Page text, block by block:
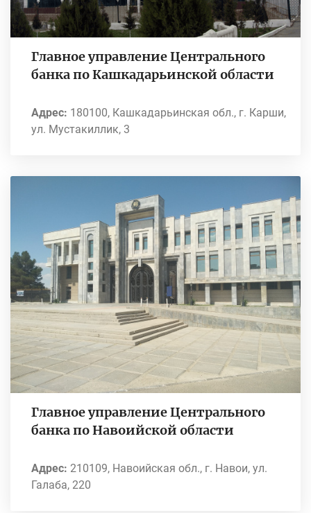
Главное управление Центрального
банка по Кашкадарьинской области
Адрес: 180100, Кашкадарьинская обл., г. Карши,
ул. Мустакиллик, 3
Главное управление Центрального
банка по Навоийской области
Адрес: 210109, Навоийская обл., г. Навои, ул.
Галаба, 220